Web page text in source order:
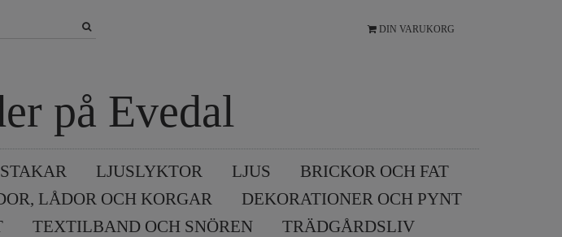
DIN VARUKORG
på Evedal
LJUSLYKTOR LJUS
BRICKOR OCH FAT
LÅDOR OCH KORGAR
DEKORATIONER OCH PYNT
TEXTILBAND OCH SNÖREN
TRÄDGÅRDSLIV